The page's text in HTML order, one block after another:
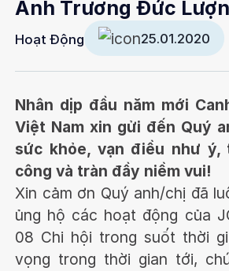
Hoạt Động 25.01.2020
Anh Trương Đức
Nhân dịp đầu năm mới
Việt Nam xin gửi đến Quý
sức khỏe, vạn điều như ý,
công và tràn đầy niềm vui!
Xin cảm ơn Quý anh/chị đã
ủng hộ các hoạt động của
08 Chi hội trong suốt thời
vọng trong thời gian tới,